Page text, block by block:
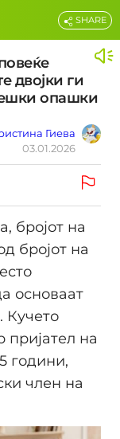
двојки ги
опашки
Гиева
03.01.2026
SHARE
бројот на
бројот на
основаат
Кучето
пријател на
години,
член на